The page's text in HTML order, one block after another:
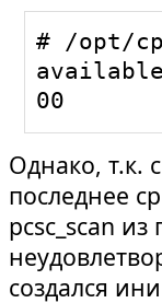
for a
path: /
00000094
for a
path: /
00000093
for a
path: /
# /opt/
00
Однако, т.к.
последнее
pcsc_scan
создался